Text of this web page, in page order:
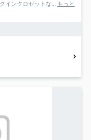
インクロゼットな... もっと